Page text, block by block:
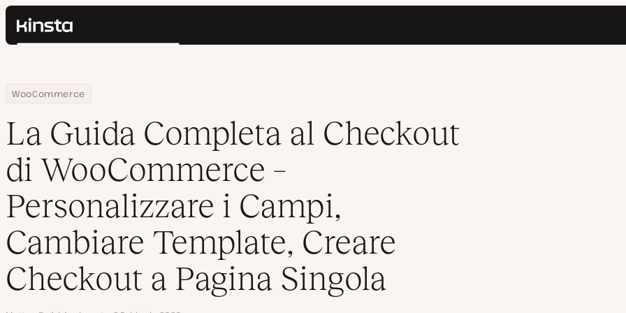
Kinsta®
Prezzi
Contatti
Cerca
Home
Centro Risorse
Blog
WooCommerce
La Guida Completa al Checkout di WooCommerce – Personalizzare i Campi, Cambiare Template, Creare Checkout a Pagina Singola
La Guida Completa al Checkout
di WooCommerce –
Personalizzare i Campi,
Cambiare Template, Creare
Checkout a Pagina Singola